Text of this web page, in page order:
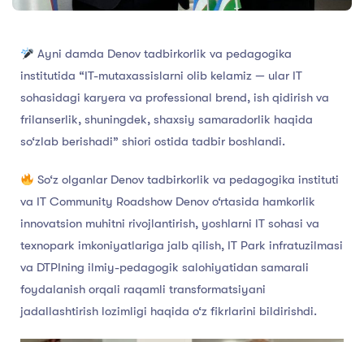
Ayni damda Denov tadbirkorlik va pedagogika
institutida “IT-mutaxassislarni olib kelamiz — ular IT
sohasidagi karyera va professional brend, ish qidirish va
frilanserlik, shuningdek, shaxsiy samaradorlik haqida
so‘zlab berishadi” shiori ostida tadbir boshlandi.
So‘z olganlar Denov tadbirkorlik va pedagogika instituti
va IT Community Roadshow Denov o‘rtasida hamkorlik
innovatsion muhitni rivojlantirish, yoshlarni IT sohasi va
texnopark imkoniyatlariga jalb qilish, IT Park infratuzilmasi
va DTPIning ilmiy-pedagogik salohiyatidan samarali
foydalanish orqali raqamli transformatsiyani
jadallashtirish lozimligi haqida o‘z fikrlarini bildirishdi.